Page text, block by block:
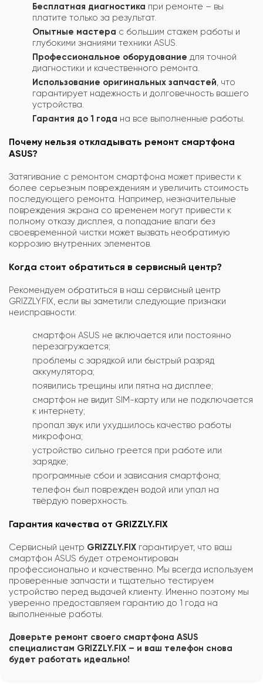
Бесплатная диагностика при ремонте – вы
платите только за результат.
Опытные мастера с большим стажем работы и
глубокими знаниями техники ASUS.
Профессиональное оборудование для точной
диагностики и качественного ремонта.
Использование оригинальных запчастей , что
гарантирует надежность и долговечность вашего
устройства.
Гарантия до 1 года на все выполненные работы.
Почему нельзя откладывать ремонт смартфона
ASUS?
Затягивание с ремонтом смартфона может привести к
более серьезным повреждениям и увеличить стоимость
последующего ремонта. Например, незначительные
повреждения экрана со временем могут привести к
полному отказу дисплея, а попадание влаги без
своевременной чистки может вызвать необратимую
коррозию внутренних элементов.
Когда стоит обратиться в сервисный центр?
Рекомендуем обратиться в наш сервисный центр
GRIZZLY.FIX, если вы заметили следующие признаки
неисправности:
смартфон ASUS не включается или постоянно
перезагружается;
проблемы с зарядкой или быстрый разряд
аккумулятора;
появились трещины или пятна на дисплее;
смартфон не видит SIM-карту или не подключается
к интернету;
пропал звук или ухудшилось качество работы
микрофона;
устройство сильно греется при работе или
зарядке;
программные сбои и зависания смартфона;
телефон был поврежден водой или упал на
твёрдую поверхность.
Гарантия качества от GRIZZLY.FIX
Сервисный центр GRIZZLY.FIX гарантирует, что ваш
смартфон ASUS будет отремонтирован
профессионально и качественно. Мы всегда используем
проверенные запчасти и тщательно тестируем
устройство перед выдачей клиенту. Именно поэтому мы
уверенно предоставляем гарантию до 1 года на
выполненные работы.
Доверьте ремонт своего смартфона ASUS
специалистам GRIZZLY.FIX – и ваш телефон снова
будет работать идеально!